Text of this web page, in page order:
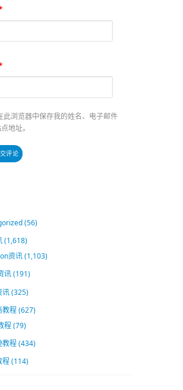
此浏览器中保存我的姓名、电子邮件
地址。
(56)
(1,618)
资讯(1,103)
讯(191)
讯(325)
教程(627)
程(79)
教程(434)
程(114)